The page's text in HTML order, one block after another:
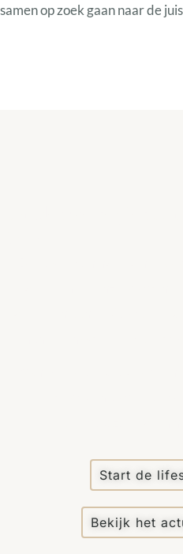
samen op zoek gaan naar de
Start de
Bekijk het